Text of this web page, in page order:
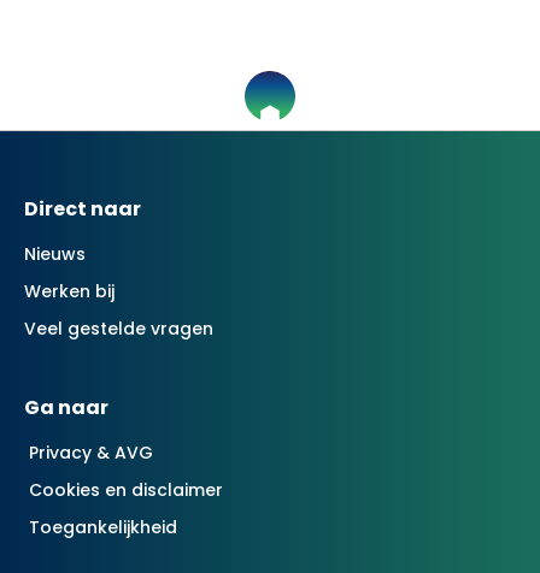
Contactinformatie
Direct naar
Nieuws
Werken bij
Veel gestelde vragen
Ga naar
Privacy & AVG
Cookies en disclaimer
Toegankelijkheid